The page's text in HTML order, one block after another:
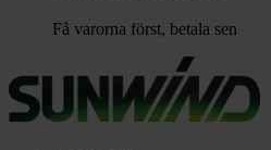
Få varorna först, betala sen